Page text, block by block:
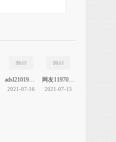
adsl2101948848
2021-07-16
网友11970392147060695
2021-07-15